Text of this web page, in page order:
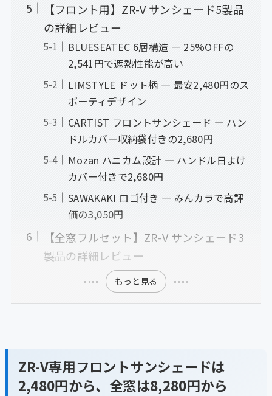
【フロント用】ZR-V サンシェード5製品
の詳細レビュー
BLUESEATEC 6層構造 ― 25%OFFの
2,541円で遮熱性能が高い
LIMSTYLE ドット柄 ― 最安2,480円のス
ポーティデザイン
CARTIST フロントサンシェード ― ハン
ドルカバー収納袋付きの2,680円
Mozan ハニカム設計 ― ハンドル日よけ
カバー付きで2,680円
SAWAKAKI ロゴ付き ― みんカラで高評
価の3,050円
【全窓フルセット】ZR-V サンシェード3
製品の詳細レビュー
もっと見る
ZR-V専用フロントサンシェードは
2,480円から、全窓は8,280円から